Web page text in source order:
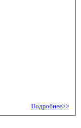
Подробнее>>